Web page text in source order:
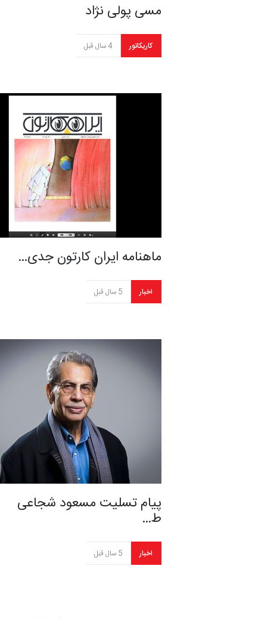
مسی پولی نژاد
کاریکاتور 4 سال قبل
ماهنامه ایران کارتون جدی…
اخبار 5 سال قبل
پیام تسلیت مسعود شجاعی
ط…
اخبار 5 سال قبل